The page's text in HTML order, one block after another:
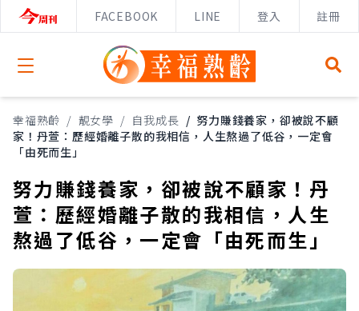
FACEBOOK LINE 登入 註冊
Open menu
幸福熟齡 / 靚女學 / 自我成長 / 努力賺錢養家，卻被說不顧
家！丹萱：歷經婚離子散的我相信，人生熬過了低谷，一定會
「由死而生」
努力賺錢養家，卻被說不顧家！丹
萱：歷經婚離子散的我相信，人生
熬過了低谷，一定會「由死而生」